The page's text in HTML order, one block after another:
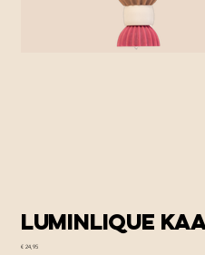
Luminlique
Prijs
€ 24,95